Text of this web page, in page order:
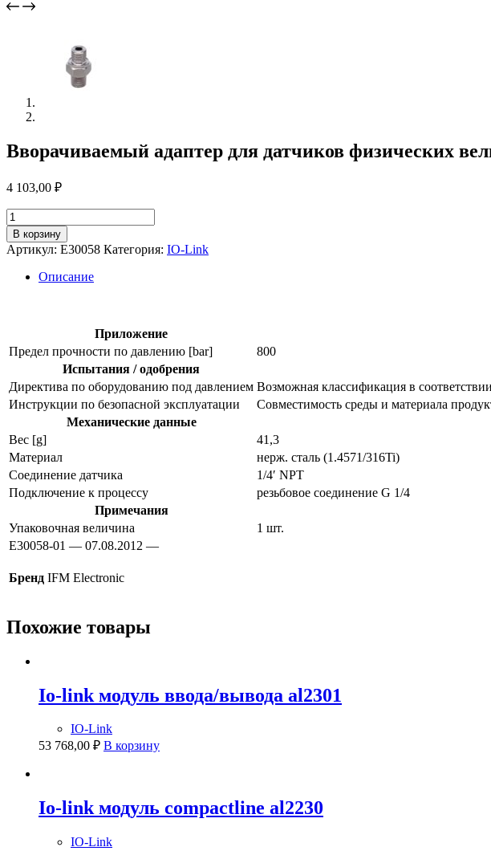
Вворачиваемый адаптер для датчиков физических
4 103,00 ₽
Количество
товара
Вворачиваемый
адаптер
датчиков
В корзину
Артикул: E30058 Категория: IO-Link
Описание
Приложение
Предел прочности по давлению [bar]
800
Испытания / одобрения
Директива по оборудованию под давлением Возможная классификация в
Инструкции по безопасной эксплуатации
Совместимость среды и материала
Механические данные
Вес [g]
41,3
Материал
нерж. сталь (1.4571/316Ti)
Соединение датчика
1/4′ NPT
Подключение к процессу
резьбовое соединение G 1/4
Примечания
Упаковочная величина
1 шт.
E30058-01 — 07.08.2012 —
Бренд IFM Electronic
Похожие товары
Io-link модуль ввода/вывода al2301
IO-Link
53 768,00 ₽ В корзину
Io-link модуль compactline al2230
IO-Link